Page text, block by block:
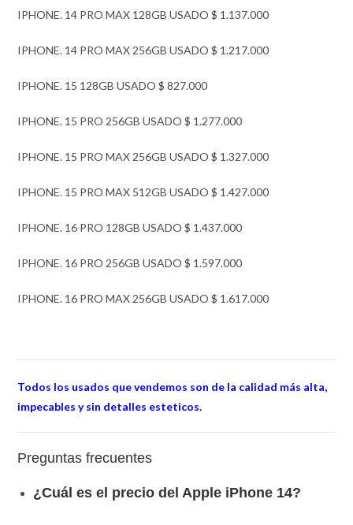
IPHONE. 14 PRO MAX 128GB USADO $ 1.137.000
IPHONE. 14 PRO MAX 256GB USADO $ 1.217.000
IPHONE. 15 128GB USADO $ 827.000
IPHONE. 15 PRO 256GB USADO $ 1.277.000
IPHONE. 15 PRO MAX 256GB USADO $ 1.327.000
IPHONE. 15 PRO MAX 512GB USADO $ 1.427.000
IPHONE. 16 PRO 128GB USADO $ 1.437.000
IPHONE. 16 PRO 256GB USADO $ 1.597.000
IPHONE. 16 PRO MAX 256GB USADO $ 1.617.000
Todos los usados que vendemos son de la calidad más alta,
impecables y sin detalles esteticos.
Preguntas frecuentes
¿Cuál es el precio del Apple iPhone 14?